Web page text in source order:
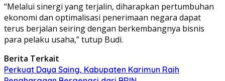
“Melalui sinergi yang terjalin, diharapkan pertumbuhan
ekonomi dan optimalisasi penerimaan negara dapat
terus berjalan seiring dengan berkembangnya bisnis
para pelaku usaha,” tutup Budi.
Berita Terkait
Perkuat Daya Saing, Kabupaten Karimun Raih